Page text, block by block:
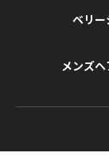
ベリー
メンズ